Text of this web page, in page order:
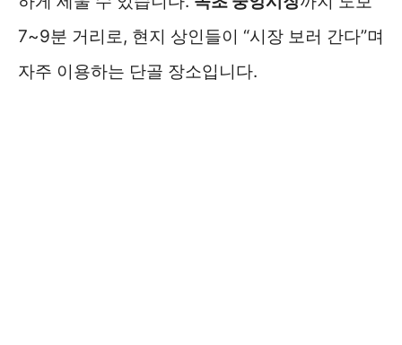
7~9분 거리로, 현지 상인들이 “시장 보러 간다”며
자주 이용하는 단골 장소입니다.